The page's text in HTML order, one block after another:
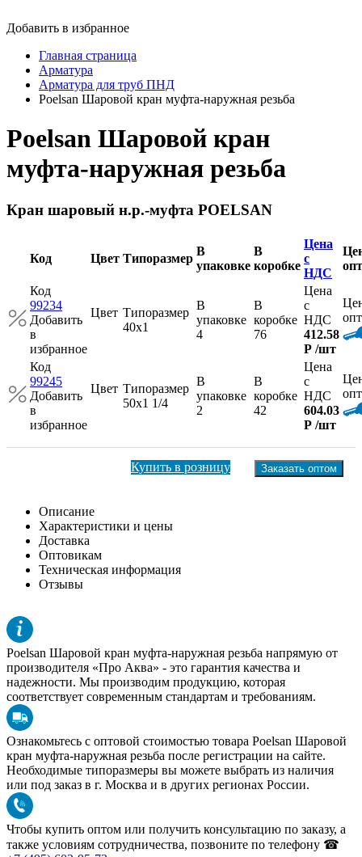
Добавить в избранное
Главная страница
Арматура
Арматура для труб ПНД
Poelsan Шаровой кран муфта-наружная резьба
Poelsan Шаровой кран
муфта-наружная резьба
Кран шаровый н.р.-муфта POELSAN
Код Цвет Типоразмер
В
упаковке
В
коробке
Цена
с
НДС
опт
Код
99234
Добавить
в
избранное
Цвет Типоразмер
40x1
В
упаковке
4
В
коробке
76
Цена
с
НДС
412.58
Р /шт
опт
Код
99245
Добавить
в
избранное
Цвет Типоразмер
50x1 1/4
В
упаковке
2
В
коробке
42
Цена
с
НДС
604.03
Р /шт
опт
Заказать оптом
Купить в розницу
Описание
Характеристики и цены
Доставка
Оптовикам
Техническая информация
Отзывы
Poelsan Шаровой кран муфта-наружная резьба напрямую от
производителя «Про Аква» - это гарантия качества и
надежности. Мы производим продукцию, которая
соответствует современным стандартам и требованиям.
Ознакомьтесь с оптовой стоимостью товара Poelsan Шаровой
кран муфта-наружная резьба после регистрации на сайте.
Необходимые типоразмеры вы можете выбрать из наличия
или под заказ в г. Москва и в других регионах России.
Чтобы купить оптом или получить консультацию по заказу, а
также условиям сотрудничества, позвоните по телефону ☎